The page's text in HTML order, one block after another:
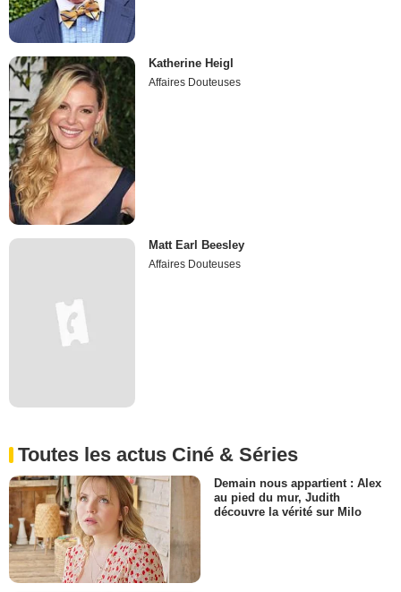
Katherine Heigl
Affaires Douteuses
Matt Earl Beesley
Affaires Douteuses
Toutes les actus Ciné & Séries
Demain nous appartient : Alex
au pied du mur, Judith
découvre la vérité sur Milo